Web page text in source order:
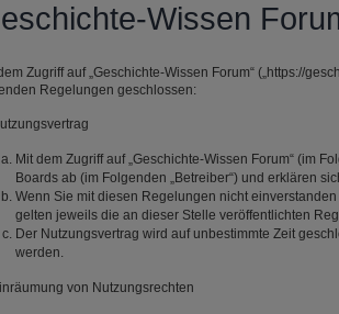
Wissen
Zugriff auf „Geschichte-Wissen Forum“ („https://
Regelungen geschlossen:
Mit dem Zugriff auf „Geschichte-Wissen Forum“ (im
Boards ab (im Folgenden „Betreiber“) und erklären
Wenn Sie mit diesen Regelungen nicht
gelten jeweils die an dieser Stelle veröffentlichten
Der Nutzungsvertrag wird auf unbestimmte Zeit
werden.
von Nutzungsrechten